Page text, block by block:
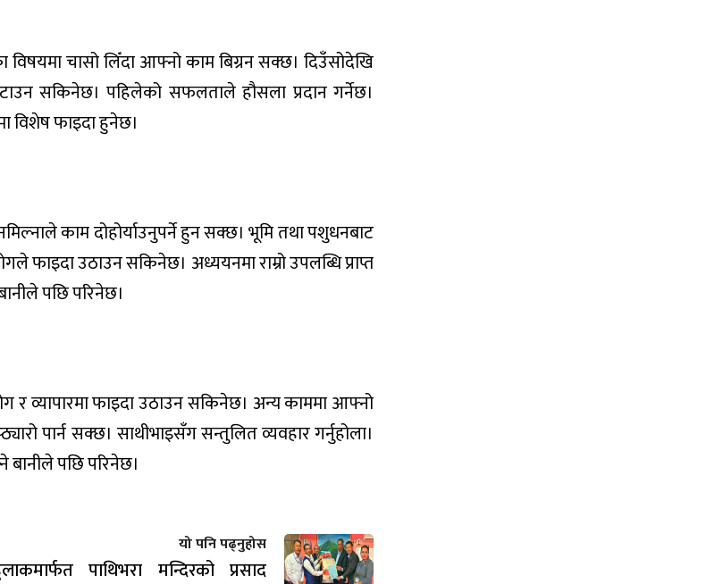
विषयमा चासो लिँदा आफ्नो काम बिग्रन सक्छ। दिउँसोदेखि
सकिनेछ। पहिलेको सफलताले हौसला प्रदान गर्नेछ।
विशेष फाइदा हुनेछ।
काम दोहोर्याउनुपर्ने हुन सक्छ। भूमि तथा पशुधनबाट
फाइदा उठाउन सकिनेछ। अध्ययनमा राम्रो उपलब्धि प्राप्त
पछि परिनेछ।
र व्यापारमा फाइदा उठाउन सकिनेछ। अन्य काममा आफ्नो
पार्न सक्छ। साथीभाइसँग सन्तुलित व्यवहार गर्नुहोला।
पछि परिनेछ।
यो पनि पढ्नुहोस
पाथिभरा मन्दिरको प्रसाद